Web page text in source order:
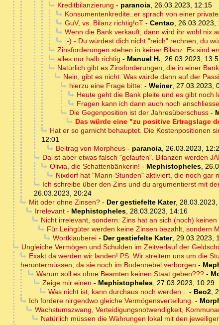
Kreditbilanzierung - paranoia, 26.03.2023, 12:15
Konsumentenkredite..er sprach von einer
GuV, vs. Bilanz richtig!oT- Centao, 26.03.2023,
Wenn die Bank verkauft, dann wird ihr wohl nix
:-) - Du würdest dich nicht "reich" rechnen, du
Zinsforderungen stehen in keiner Bilanz. Es sind
alles nur halb richtig - Manuel H., 26.03.2023,
Natürlich gibt es Zinsforderungen, die in einer
Nein, gibt es nicht. Was würde dann auf der
hierzu eine Frage bitte: - Weiner, 27.03.2023,
Heute geht die Bank pleite und es gibt noch
Fragen kann ich dann auch noch
Die Gegenposition ist der Jahresüberschuss-
Das würde eine "zu positive Ertragslage
Hat er so garnicht behauptet. Die Kostenpositionen
12:01
Beitrag von Morpheus- paranoia, 26.03.2023,
Da ist aber etwas falsch "gelaufen". Bilanzen werden
Olivia, die Schattenbänkerin! - Mephistopheles,
Nixdorf hat "Mann-Stunden" aktiviert, die noch gar
Ich schreibe über den Zins und du argumentierst mit
26.03.2023, 20:24
Mit oder ohne Zinsen?- Der gestiefelte Kater, 28.03.2023,
Irrelevant- Mephistopheles, 28.03.2023, 14:16
Nicht irrelevant, sondern: Zins hat an sich (noch)
Für Leihgüter werden keine Zinsen bezahlt, sondern
Wortklauberei- Der gestiefelte Kater, 29.03.2023,
Ungleiche Vermögen und Schulden im Zeitverlauf der
Exakt da werden wir landen! PS: Wir streitem uns um die
heruntermüssen, da sie noch im Bodennebel verborgen -
Warum soll es ohne Beamten keinen Staat geben???-
Zeige mir einen - Mephistopheles, 27.03.2023, 10:29
Was nicht ist, kann durchaus noch werden .. - Beo2,
Ich fordere nirgendwo gleiche Vermögensverteilung. -
Wachstumszwang, Verteidigungsnotwendigkeit,
Natürlich müssen die Währungen lokal mit den